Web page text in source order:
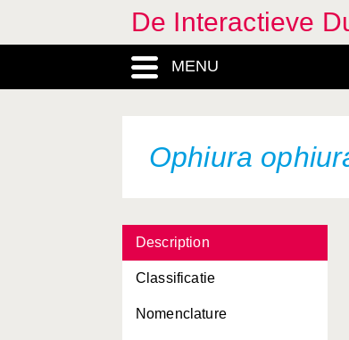
De Interactieve
MENU
Ophiura
Description
Classificatie
Nomenclature
Necora puber
Neoamphitrite figulus
Nereis virens
Nymphon rubrum
Obelia bidentata
Obelia dichotoma